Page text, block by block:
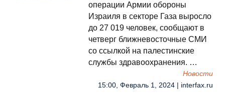
операции Армии обороны
Израиля в секторе Газа выросло
до 27 019 человек, сообщают в
четверг ближневосточные СМИ
со ссылкой на палестинские
службы здравоохранения. …
Новости
15:00, Февраль 1, 2024 | interfax.ru